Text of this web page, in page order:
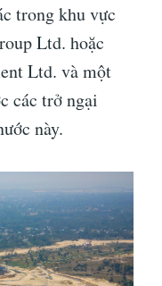
trong khu vực
Ltd. hoặc
Ltd. và một
các trở ngại
này.